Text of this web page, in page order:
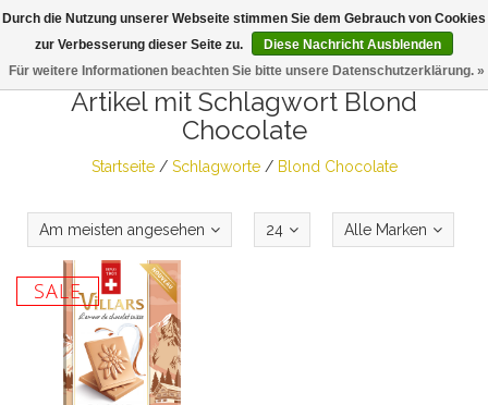
Artikel mit Schlagwort Blond
Chocolate
Startseite/ Schlagworte/ Blond Chocolate
Am meisten angesehen 24 Alle Marken
SALE
Durch die Nutzung unserer Webseite stimmen Sie dem Gebrauch von Cookies
zur Verbesserung dieser Seite zu.
Diese Nachricht Ausblenden
Für weitere Informationen beachten Sie bitte unsere Datenschutzerklärung. »